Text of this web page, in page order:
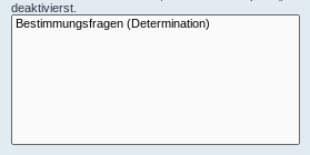
deaktivierst.